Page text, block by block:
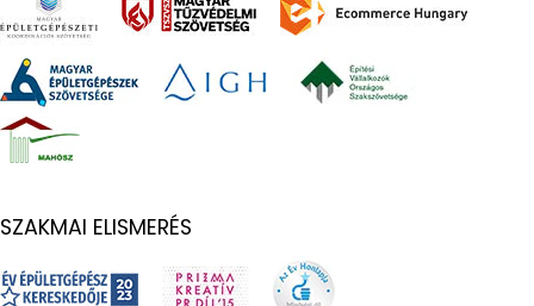
SZAKMAI ELISMERÉS